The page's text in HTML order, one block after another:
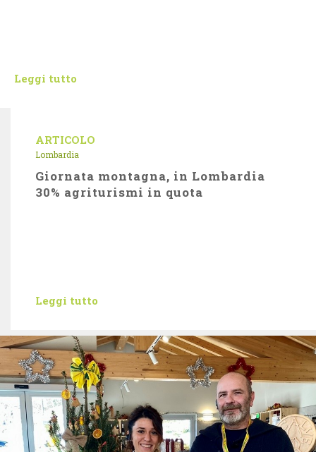
Leggi tutto
ARTICOLO
Lombardia
Giornata montagna, in Lombardia
30% agriturismi in quota
Leggi tutto